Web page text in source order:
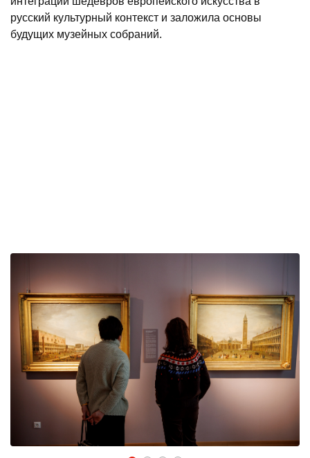
русский культурный контекст и заложила основы
будущих музейных собраний.